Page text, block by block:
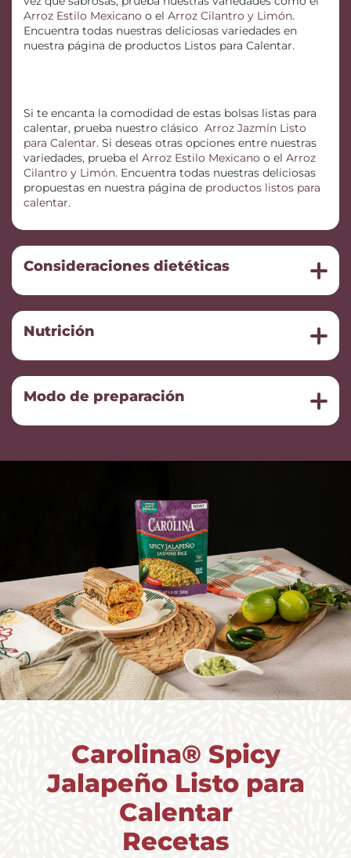
Arroz Estilo Mexicano o el Arroz Cilantro y Limón.
Encuentra todas nuestras deliciosas variedades en
nuestra página de productos Listos para Calentar.
Si te encanta la comodidad de estas bolsas listas para
calentar, prueba nuestro clásico Arroz Jazmín Listo
para Calentar. Si deseas otras opciones entre nuestras
variedades, prueba el Arroz Estilo Mexicano o el Arroz
Cilantro y Limón. Encuentra todas nuestras deliciosas
propuestas en nuestra página de productos listos para
calentar.
Consideraciones dietéticas
Nutrición
Modo de preparación
Carolina® Spicy
Jalapeño Listo para
Calentar
Recetas